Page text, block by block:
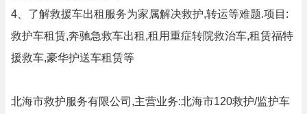
4、了解救援车出租服务为家属解决救护,转运等难题.项目:
救护车租赁,奔驰急救车出租,租用重症转院救治车,租赁福特
援救车,豪华护送车租赁等
北海市救护服务有限公司,主营业务:北海市120救护/监护车